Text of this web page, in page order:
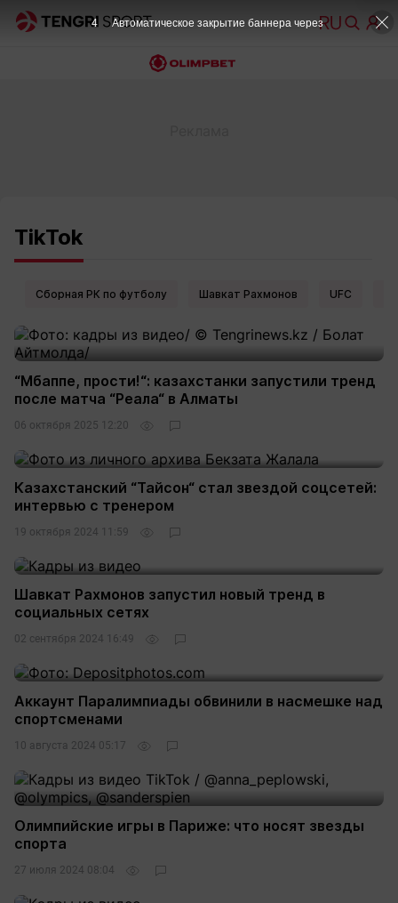
TikTok
Сборная РК по футболу Шавкат Рахмонов UFC
“Мбаппе, прости!“: казахстанки запустили тренд
после матча “Реала“ в Алматы
06 октября 2025 12:20
Казахстанский “Тайсон“ стал звездой соцсетей:
интервью с тренером
19 октября 2024 11:59
Шавкат Рахмонов запустил новый тренд в
социальных сетях
02 сентября 2024 16:49
Аккаунт Паралимпиады обвинили в насмешке над
спортсменами
10 августа 2024 05:17
Олимпийские игры в Париже: что носят звезды
спорта
27 июля 2024 08:04
4 Автоматическое закрытие баннера через